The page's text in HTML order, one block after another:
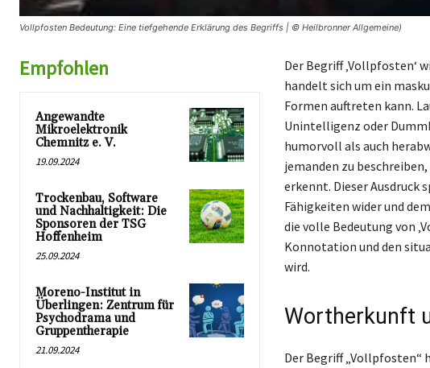
Vollpfosten Bedeutung: Eine tiefgehende Erklärung des Begriffs | © Heilbronner Allgemeine)
Empfohlen
Angewandte
Mikroelektronik
Chemnitz e. V.
19.09.2024
Trockenbau, Software
und Nachhaltigkeit: Die
Sponsoren der TSG
Hoffenheim
25.09.2024
Moreno-Institut in
Überlingen: Zentrum für
Psychodrama und
Gruppentherapie
21.09.2024
Der Begriff ‚Vollpfosten‘
handelt sich um ein
Formen auftreten kann.
Unintelligenz oder
humorvoll als auch
jemanden zu
erkennt. Dieser Ausdruck
Fähigkeiten wider und
die volle Bedeutung von
Konnotation und den
wird.
Wortherkunft
Der Begriff „Vollpfosten“